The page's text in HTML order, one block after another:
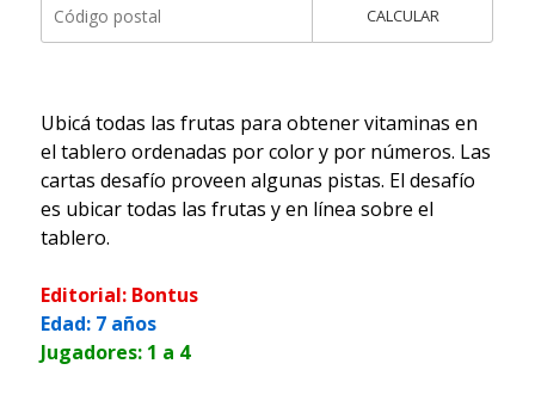
CALCULAR
Ubicá todas las frutas para obtener vitaminas en
el tablero ordenadas por color y por números. Las
cartas desafío proveen algunas pistas. El desafío
es ubicar todas las frutas y en línea sobre el
tablero.
Editorial: Bontus
Edad: 7 años
Jugadores: 1 a 4